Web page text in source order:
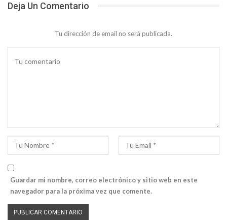
Deja Un Comentario
Tu dirección de email no será publicada.
Guardar mi nombre, correo electrónico y sitio web en este
navegador para la próxima vez que comente.